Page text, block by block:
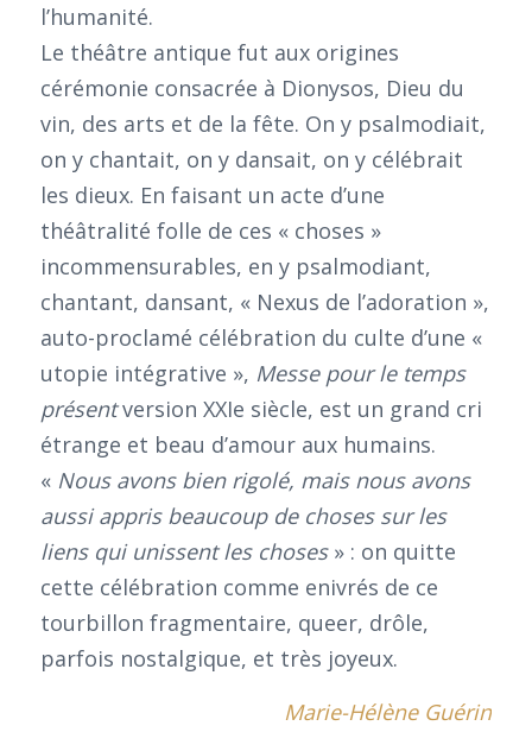
l’humanité.
Le théâtre antique fut aux origines
cérémonie consacrée à Dionysos, Dieu du
vin, des arts et de la fête. On y psalmodiait,
on y chantait, on y dansait, on y célébrait
les dieux. En faisant un acte d’une
théâtralité folle de ces « choses »
incommensurables, en y psalmodiant,
chantant, dansant, « Nexus de l’adoration »,
auto-proclamé célébration du culte d’une «
utopie intégrative », Messe pour le temps
présentversion XXIe siècle, est un grand cri
étrange et beau d’amour aux humains.
« Nous avons bien rigolé, mais nous avons
aussi appris beaucoup de choses sur les
liens qui unissent les choses» : on quitte
cette célébration comme enivrés de ce
tourbillon fragmentaire, queer, drôle,
parfois nostalgique, et très joyeux.
Marie-Hélène Guérin